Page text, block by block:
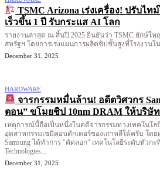
TSMC Arizona เร่งเครื่อง! ปรับไ
เร็วขึ้น 1 ปี รับกระแส AI โลก
รายงานล่าสุด ณ สิ้นปี 2025 ยืนยันว่า TSMC ยักษ์ใ
สหรัฐฯ โดยการเร่งแผนการผลิตชิปขั้นสูงที่โรงงานใน
December 31, 2025
HARDWARE
จารกรรมหมื่นล้าน! อดีตวิศวกร
ตอน” ขโมยชิป 10nm DRAM ให้บริษั
เหตุการณ์นี้ถือเป็นหนึ่งในคดีจารกรรมทางเทคโนโ
อุตสาหกรรมเซมิคอนดักเตอร์ของเกาหลีใต้ครับ โด
Samsung ได้ทำการ "คัดลอก" เทคโนโลยีระดับหัวกะ
Technologies...
December 31, 2025